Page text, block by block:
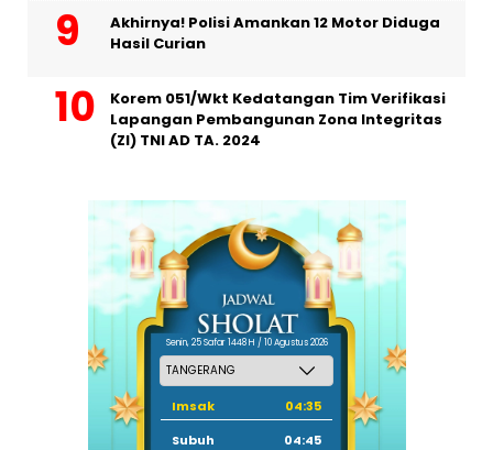
Akhirnya! Polisi Amankan 12 Motor Diduga
Hasil Curian
Korem 051/Wkt Kedatangan Tim Verifikasi
Lapangan Pembangunan Zona Integritas
(ZI) TNI AD TA. 2024
Senin, 25 Safar 1448 H / 10 Agustus 2026
Imsak
04:35
Subuh
04:45